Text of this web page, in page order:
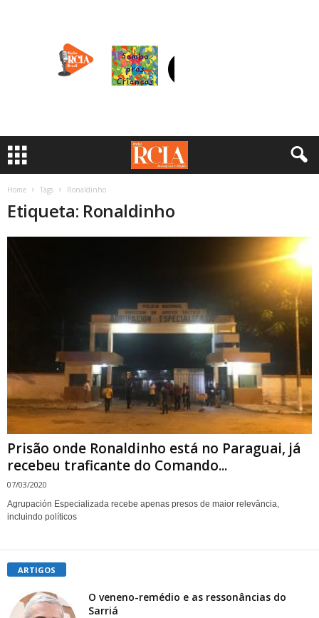
Home Tags Ronaldinho
Etiqueta: Ronaldinho
Prisão onde Ronaldinho está no Paraguai, já
recebeu traficante do Comando...
07/03/2020
Agrupación Especializada recebe apenas presos de maior relevância,
incluindo políticos
ARTIGOS
O veneno-remédio e as ressonâncias do
Sarriá